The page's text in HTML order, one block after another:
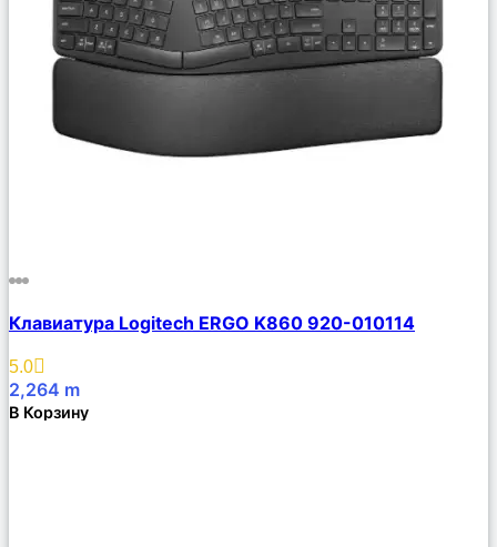
Описание
Избранное
Клавиатура Logitech ERGO K860 920-010114
5.0
2,264 m
В Корзину